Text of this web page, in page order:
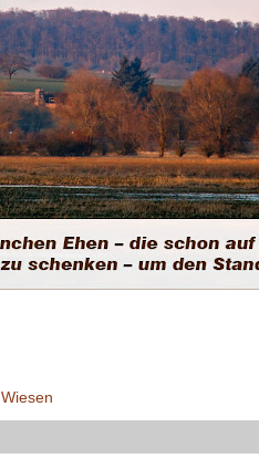
Wiesen